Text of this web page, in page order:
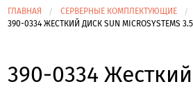
ГЛАВНАЯ СЕРВЕРНЫЕ КОМПЛЕКТУЮЩИЕ
390-0334 ЖЕСТКИЙ ДИСК SUN MICROSYSTEMS
390-0334